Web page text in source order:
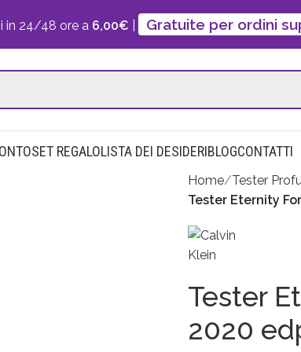
in 24/48 ore a 6,00€ Gratuite per ordini
SET REGALOLISTA DEI DESIDERIBLOGCONTATTI
Home Tester
Tester Eternity
Tester
2020